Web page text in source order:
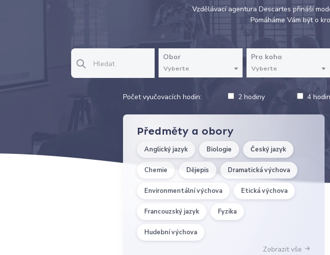
Vzdělávací agentura Descartes přináší
Pomáháme Vám být o
Obor
Vyberte
Pro koho
Vyberte
Počet vyučovacích hodin: 2 hodiny 4
Předměty a obory
Anglický jazyk Biologie Český jazyk
Chemie Dějepis Dramatická výchova
Environmentální výchova Etická výchova
Francouzský jazyk Fyzika
Hudební výchova
Zobrazit vše